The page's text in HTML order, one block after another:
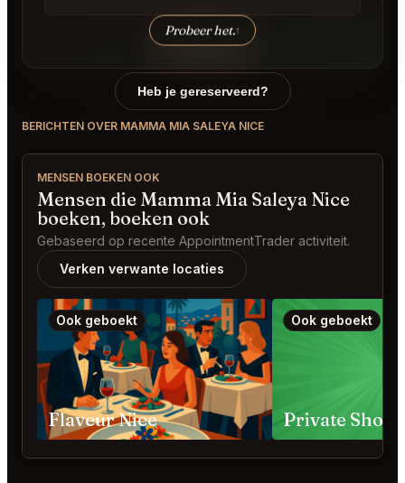
Probeer het.↑
Heb je gereserveerd?
BERICHTEN OVER MAMMA MIA SALEYA NICE
MENSEN BOEKEN OOK
Mensen die Mamma Mia Saleya Nice
boeken, boeken ook
Gebaseerd op recente AppointmentTrader activiteit.
Verken verwante locaties
Ook geboekt
Flaveur Nice
Ook geboekt